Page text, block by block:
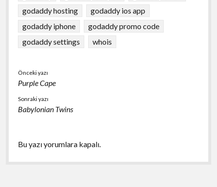
godaddy hosting
godaddy ios app
godaddy iphone
godaddy promo code
godaddy settings
whois
Önceki yazı
Purple Cape
Sonraki yazı
Babylonian Twins
Bu yazı yorumlara kapalı.